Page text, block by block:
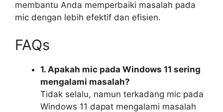
membantu Anda memperbaiki masalah pada
mic dengan lebih efektif dan efisien.
FAQs
1. Apakah mic pada Windows 11 sering
mengalami masalah?
Tidak selalu, namun terkadang mic pada
Windows 11 dapat mengalami masalah